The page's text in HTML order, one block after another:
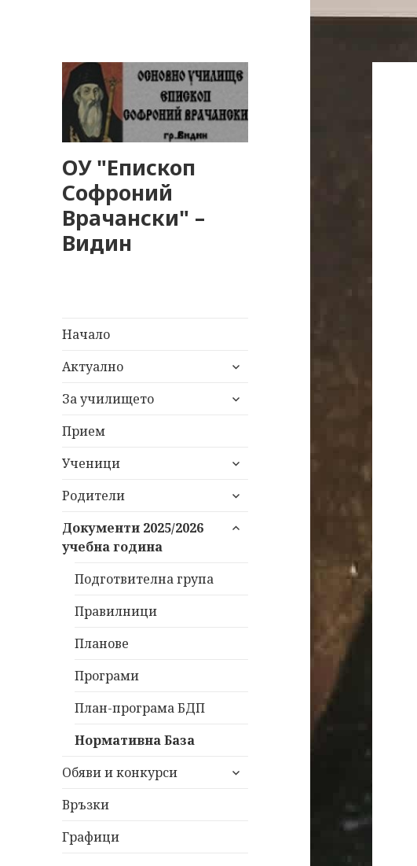
ОУ "Епископ
Софроний
Врачански" –
Видин
Начало
Актуално
разширяване
дъщерното
За училището
разширяване
Прием
Ученици
разширяване
дъщерното
Родители
разширяване
дъщерното
Документи 2025/2026
учебна година
разширяване
Подготвителна група
Правилници
Планове
Програми
План-програма БДП
Нормативна База
Обяви и конкурси
разширяване
Връзки
Графици